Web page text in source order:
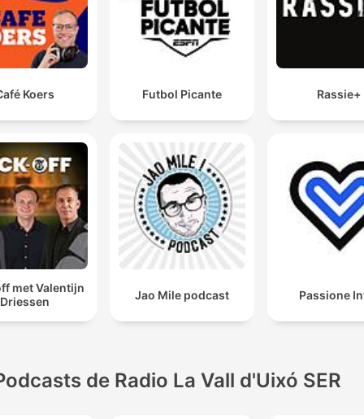
Koers Futbol Picante Rassie+
met Valentijn
Driessen
Jao Mile podcast Passione
de Radio La Vall d'Uixó SER